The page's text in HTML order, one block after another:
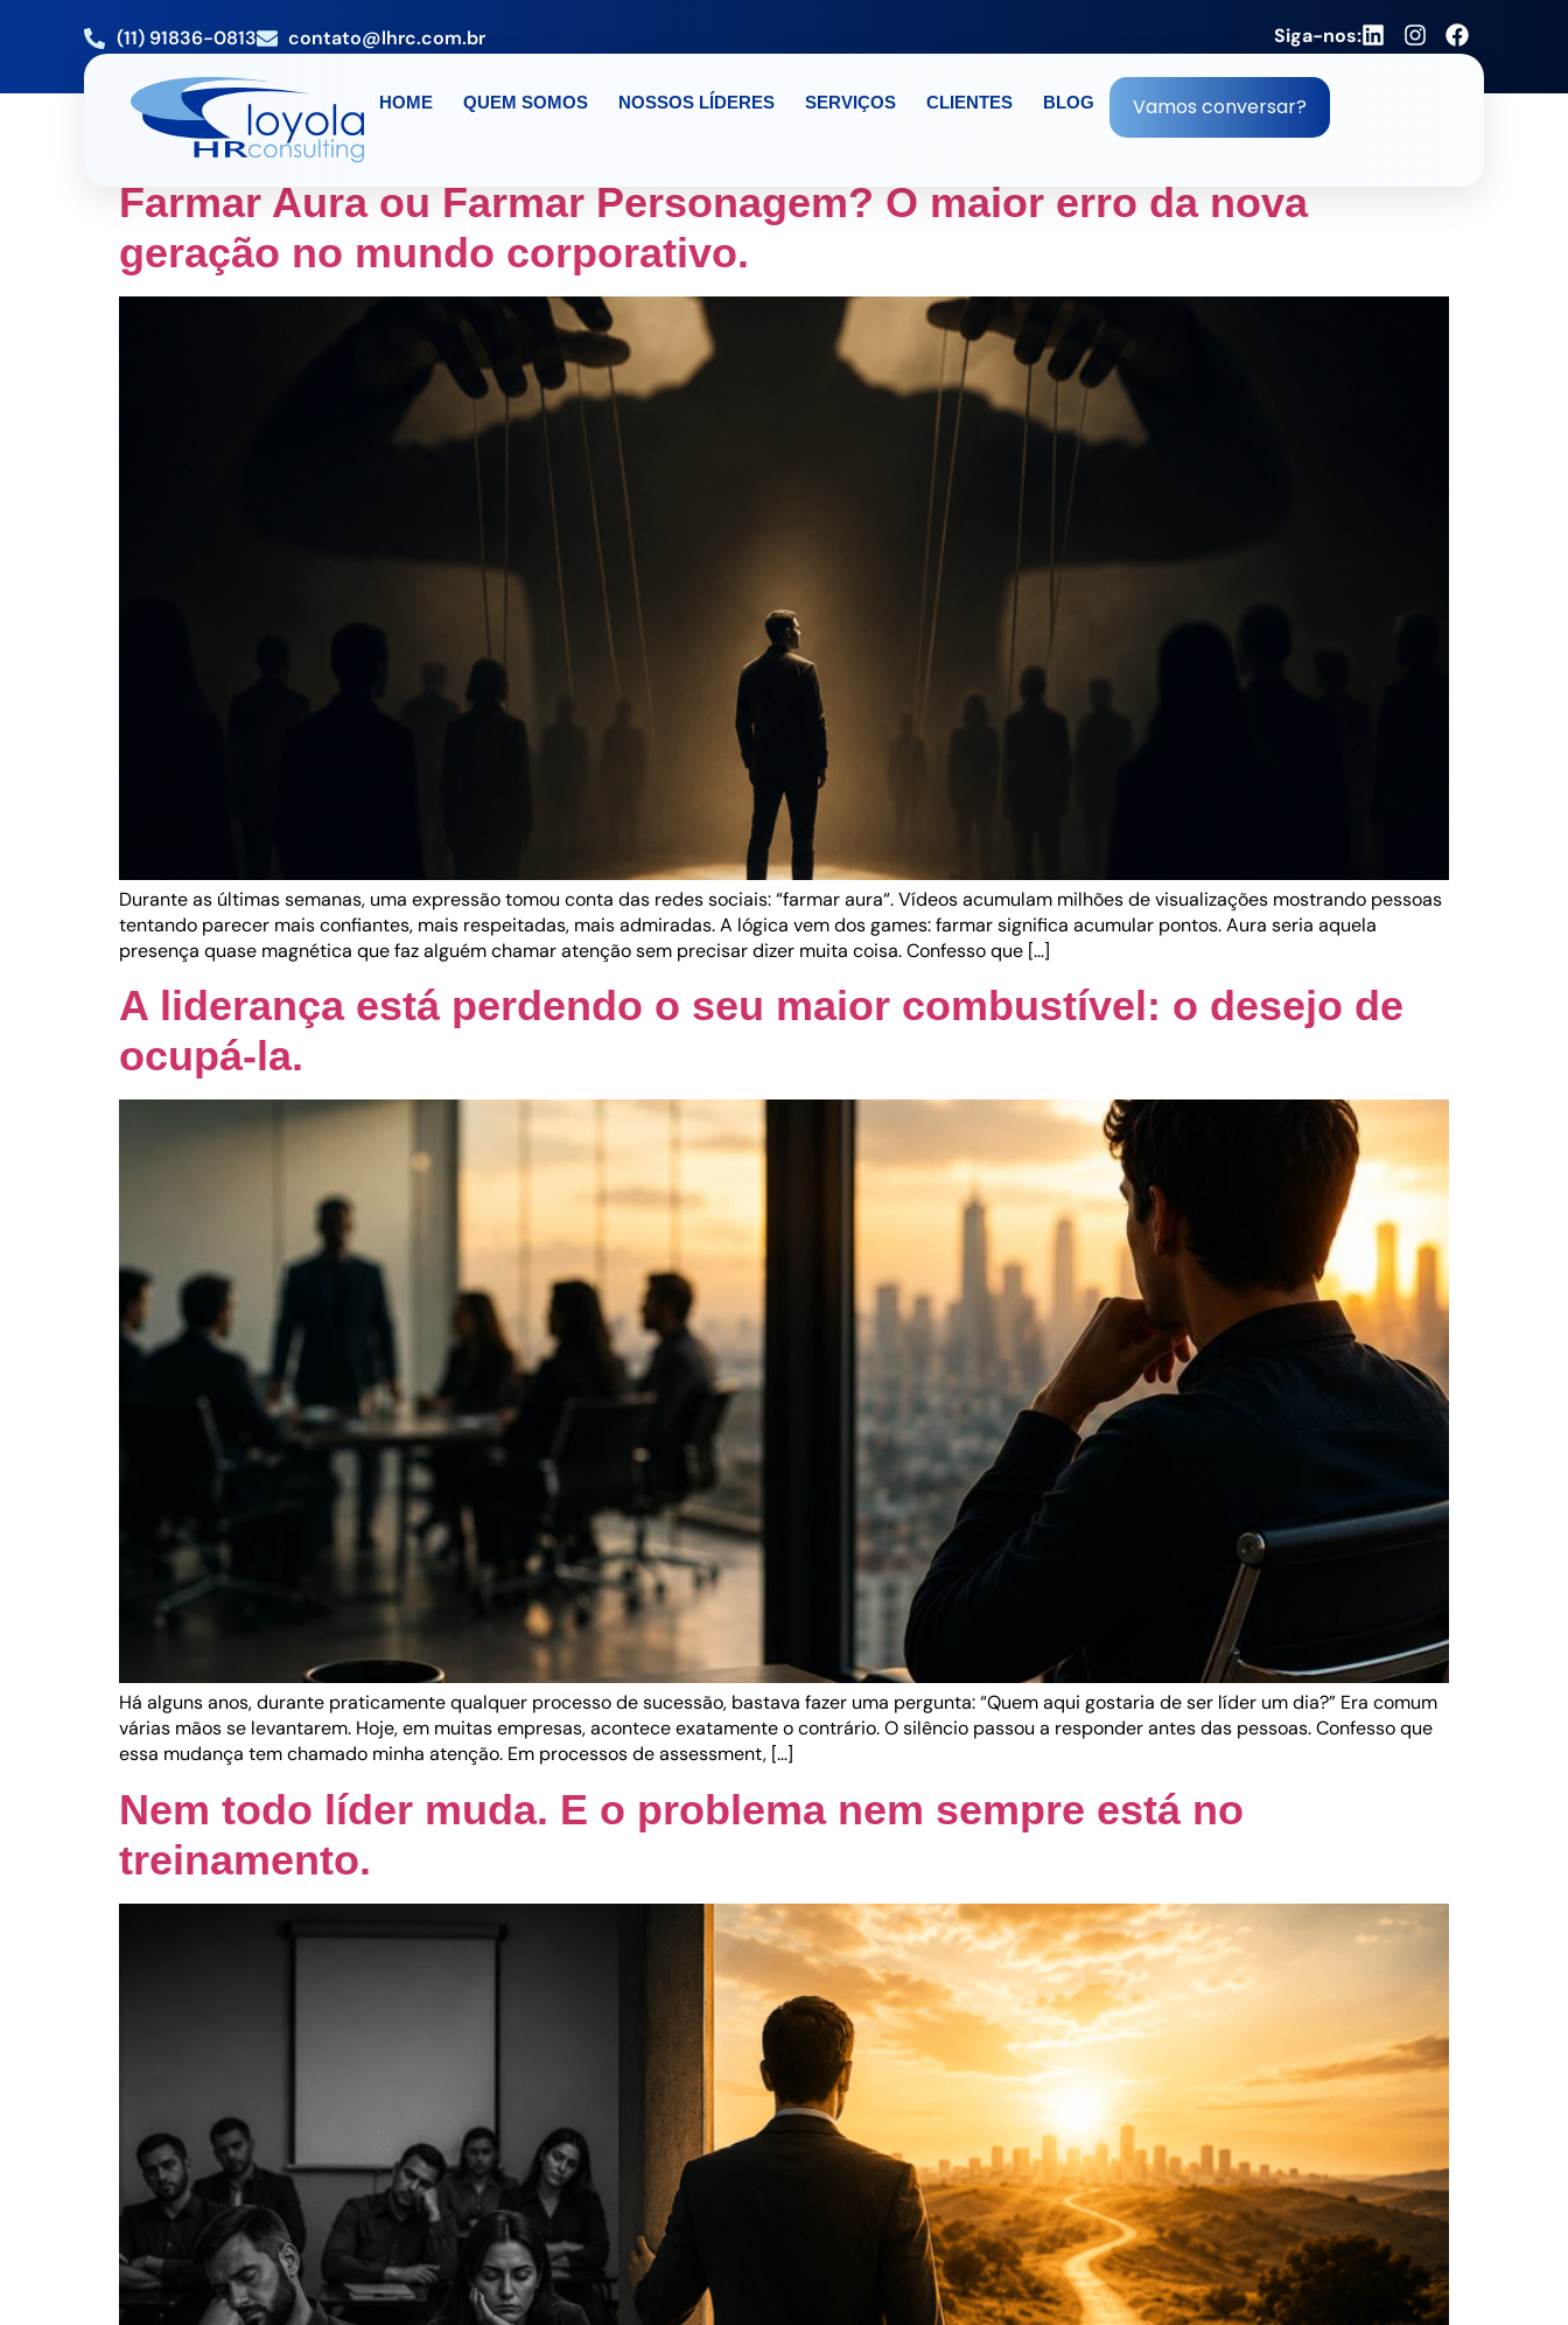
(11) 91836-0813 contato@lhrc.com.br Siga-nos:
HOME QUEM SOMOS NOSSOS LÍDERES SERVIÇOS CLIENTES BLOG Vamos conversar?
TAG:PALESTRA INTELIGENCIA CENICA
Farmar Aura ou Farmar Personagem? O maior erro da nova
geração no mundo corporativo.
Durante as últimas semanas, uma expressão tomou conta das redes sociais: “farmar aura“. Vídeos acumulam milhões de visualizações mostrando pessoas
tentando parecer mais confiantes, mais respeitadas, mais admiradas. A lógica vem dos games: farmar significa acumular pontos. Aura seria aquela
presença quase magnética que faz alguém chamar atenção sem precisar dizer muita coisa. Confesso que […]
A liderança está perdendo o seu maior combustível: o desejo de
ocupá-la.
Há alguns anos, durante praticamente qualquer processo de sucessão, bastava fazer uma pergunta: “Quem aqui gostaria de ser líder um dia?” Era comum
várias mãos se levantarem. Hoje, em muitas empresas, acontece exatamente o contrário. O silêncio passou a responder antes das pessoas. Confesso que
essa mudança tem chamado minha atenção. Em processos de assessment, […]
Nem todo líder muda. E o problema nem sempre está no
treinamento.